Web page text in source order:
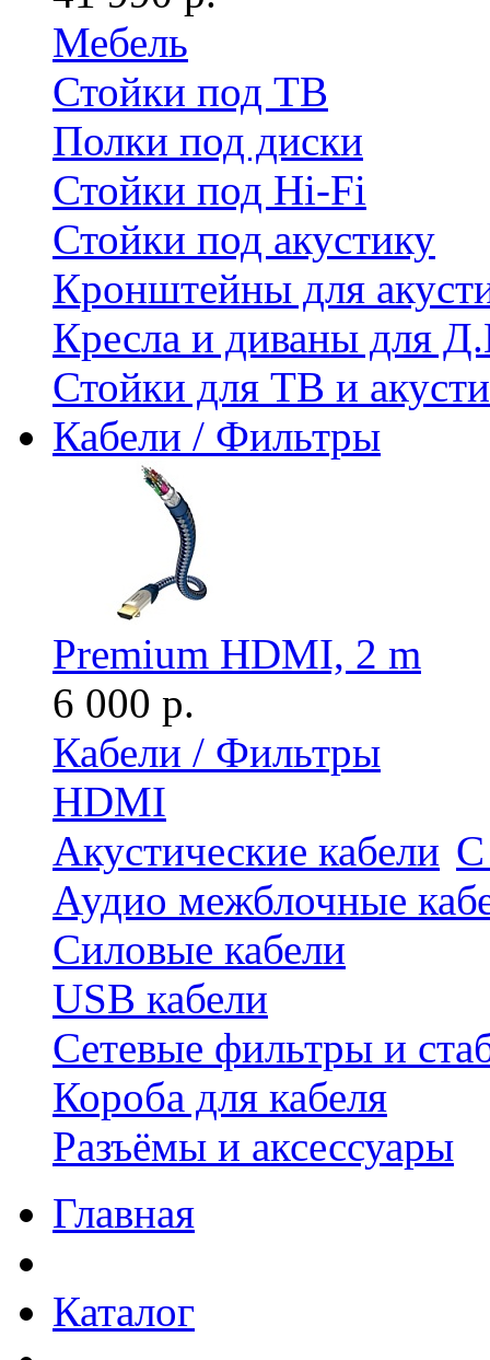
Мебель
Стойки под ТВ
Полки под диски
Стойки под Hi-Fi
Стойки под акустику
Кронштейны для
Кресла и диваны для
Стойки для ТВ и
Кабели / Фильтры
Premium HDMI, 2 m
6 000 р.
Кабели / Фильтры
HDMI
Акустические кабели С
Аудио межблочные
Силовые кабели
USB кабели
Сетевые фильтры и
Короба для кабеля
Разъёмы и аксессуары
Главная
Каталог